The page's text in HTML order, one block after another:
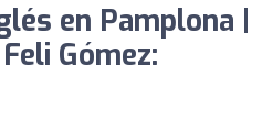
en Pamplona |
Gómez: